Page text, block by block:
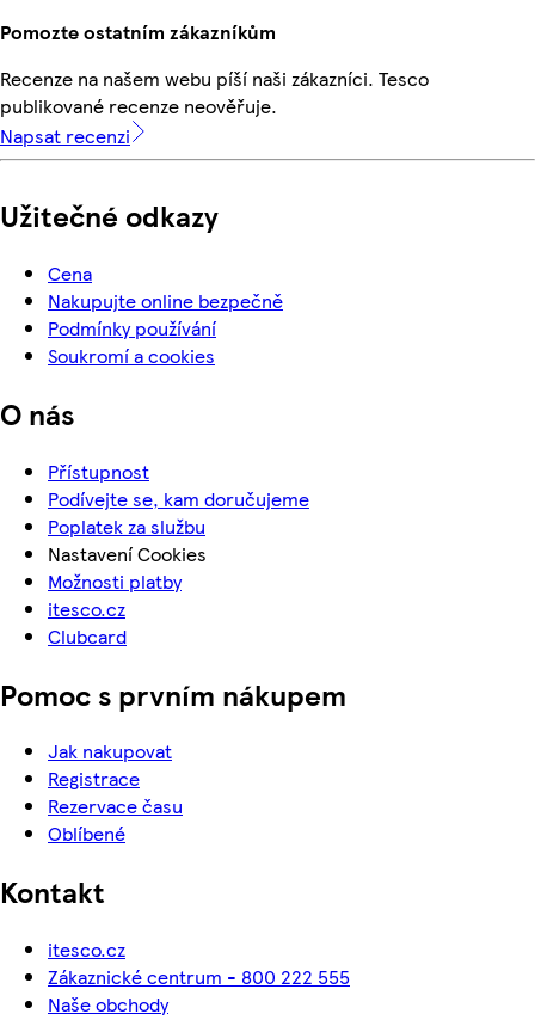
Pomozte ostatním zákazníkům
Recenze na našem webu píší naši zákazníci. Tesco
publikované recenze neověřuje.
Napsat recenzi
Užitečné odkazy
Cena
Nakupujte online bezpečně
Podmínky používání
Soukromí a cookies
O nás
Přístupnost
Podívejte se, kam doručujeme
Poplatek za službu
Nastavení Cookies
Možnosti platby
itesco.cz
Clubcard
Pomoc s prvním nákupem
Jak nakupovat
Registrace
Rezervace času
Oblíbené
Kontakt
itesco.cz
Zákaznické centrum - 800 222 555
Naše obchody